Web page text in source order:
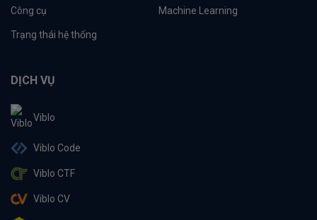
Công cụ Machine Learning
Trạng thái hệ thống
DỊCH VỤ
Viblo
Viblo Code
Viblo CTF
Viblo CV